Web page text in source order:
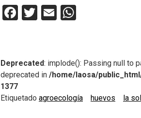
Facebook
Twitter
Email
Deprecated: implode(): Passing null to
deprecated in /home/laosa/
1377
Etiquetado agroecología huevos la